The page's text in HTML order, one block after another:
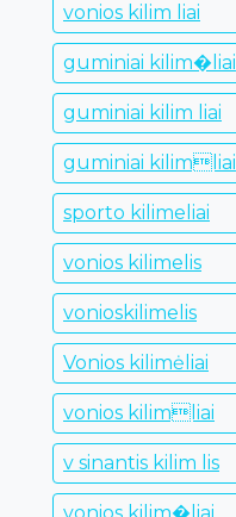
vonios kilim liai
guminiai kilim�liai
guminiai kilim liai
guminiai kilimliai
sporto kilimeliai
vonios kilimelis
vonioskilimelis
Vonios kilimėliai
vonios kilimliai
v sinantis kilim lis